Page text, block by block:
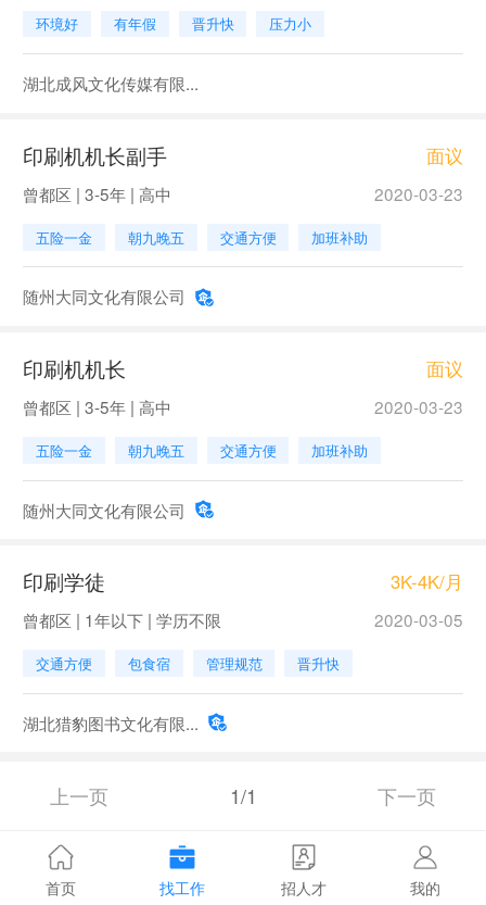
环境好 有年假 晋升快 压力小
湖北成风文化传媒有限...
印刷机机长副手 面议
曾都区 | 3-5年 | 高中 2020-03-23
五险一金 朝九晚五 交通方便 加班补助
随州大同文化有限公司
印刷机机长 面议
曾都区 | 3-5年 | 高中 2020-03-23
五险一金 朝九晚五 交通方便 加班补助
随州大同文化有限公司
印刷学徒 3K-4K/月
曾都区 | 1年以下 | 学历不限 2020-03-05
交通方便 包食宿 管理规范 晋升快
湖北猎豹图书文化有限...
上一页 1/1 下一页
首页 找工作 招人才 我的